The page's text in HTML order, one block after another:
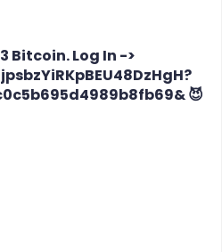
Bitcoin. Log In ->
😈